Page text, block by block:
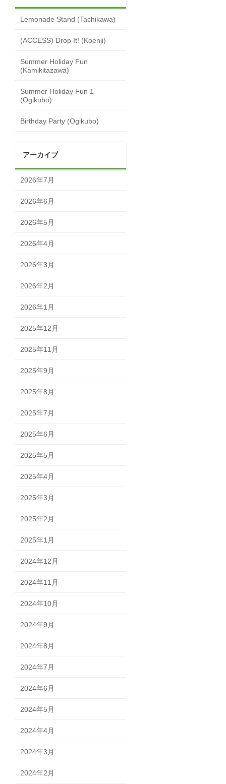
Lemonade Stand (Tachikawa)
(ACCESS) Drop It! (Koenji)
Summer Holiday Fun
(Kamikitazawa)
Summer Holiday Fun 1
(Ogikubo)
Birthday Party (Ogikubo)
アーカイブ
2026年7月
2026年6月
2026年5月
2026年4月
2026年3月
2026年2月
2026年1月
2025年12月
2025年11月
2025年9月
2025年8月
2025年7月
2025年6月
2025年5月
2025年4月
2025年3月
2025年2月
2025年1月
2024年12月
2024年11月
2024年10月
2024年9月
2024年8月
2024年7月
2024年6月
2024年5月
2024年4月
2024年3月
2024年2月